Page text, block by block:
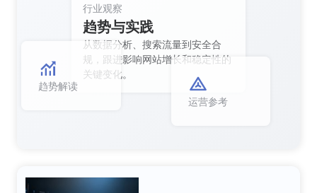
行业观察
趋势与实践
从数据分析、搜索流量到安全合
规，跟进影响网站增长和稳定性的
关键变化。
趋势解读
运营参考